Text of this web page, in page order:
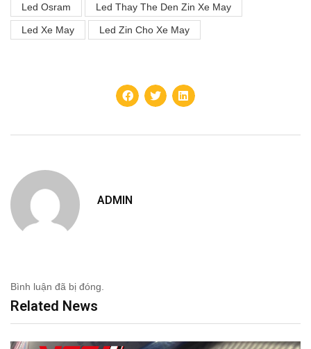
Led Osram Led Thay The Den Zin Xe May
Led Xe May Led Zin Cho Xe May
ADMIN
Bình luận đã bị đóng.
Related News